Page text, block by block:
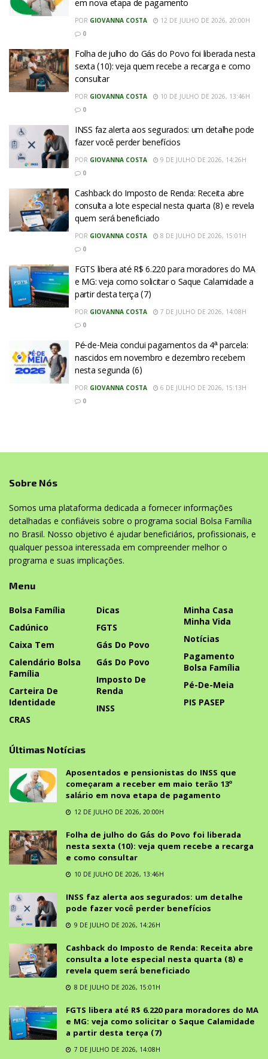
em nova etapa de pagamento
POR GIOVANNA COSTA
12 DE JULHO DE 2026, 20:00H
0
Folha de julho do Gás do Povo foi liberada nesta
sexta (10): veja quem recebe a recarga e como
consultar
POR GIOVANNA COSTA
10 DE JULHO DE 2026, 13:46H
0
INSS faz alerta aos segurados: um detalhe pode
fazer você perder benefícios
POR GIOVANNA COSTA
9 DE JULHO DE 2026, 14:26H
0
Cashback do Imposto de Renda: Receita abre
consulta a lote especial nesta quarta (8) e revela
quem será beneficiado
POR GIOVANNA COSTA
8 DE JULHO DE 2026, 15:01H
0
FGTS libera até R$ 6.220 para moradores do MA
e MG: veja como solicitar o Saque Calamidade a
partir desta terça (7)
POR GIOVANNA COSTA
7 DE JULHO DE 2026, 14:08H
0
Pé-de-Meia conclui pagamentos da 4ª parcela:
nascidos em novembro e dezembro recebem
nesta segunda (6)
POR GIOVANNA COSTA
6 DE JULHO DE 2026, 15:13H
0
Sobre Nós
Somos uma plataforma dedicada a fornecer informações
detalhadas e confiáveis sobre o programa social Bolsa Família
no Brasil. Nosso objetivo é ajudar beneficiários, profissionais, e
qualquer pessoa interessada em compreender melhor o
programa e suas implicações.
Menu
Bolsa Família
Cadúnico
Caixa Tem
Calendário Bolsa
Família
Carteira De
Identidade
CRAS
Dicas
FGTS
Gás Do Povo
Gás Do Povo
Imposto De
Renda
INSS
Minha Casa
Minha Vida
Notícias
Pagamento
Bolsa Família
Pé-De-Meia
PIS PASEP
Últimas Notícias
Aposentados e pensionistas do INSS que
começaram a receber em maio terão 13º
salário em nova etapa de pagamento
12 DE JULHO DE 2026, 20:00H
Folha de julho do Gás do Povo foi liberada
nesta sexta (10): veja quem recebe a recarga
e como consultar
10 DE JULHO DE 2026, 13:46H
INSS faz alerta aos segurados: um detalhe
pode fazer você perder benefícios
9 DE JULHO DE 2026, 14:26H
Cashback do Imposto de Renda: Receita abre
consulta a lote especial nesta quarta (8) e
revela quem será beneficiado
8 DE JULHO DE 2026, 15:01H
FGTS libera até R$ 6.220 para moradores do MA
e MG: veja como solicitar o Saque Calamidade
a partir desta terça (7)
7 DE JULHO DE 2026, 14:08H